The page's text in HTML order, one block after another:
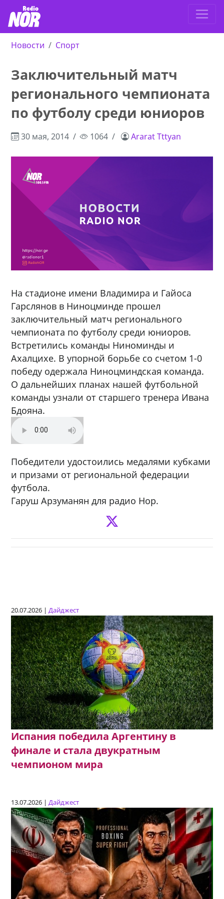
Новости Спорт
Заключительный матч
регионального чемпионата
по футболу среди юниоров
30 мая, 2014 1064 Ararat Tttyan
На стадионе имени Владимира и Гайоса
Гарслянов в Ниноцминде прошел
заключительный матч регионального
чемпионата по футболу среди юниоров.
Встретились команды Ниноминды и
Ахалцихе. В упорной борьбе со счетом 1-0
победу одержала Ниноцминдская команда.
О дальнейших планах нашей футбольной
команды узнали от старшего тренера Ивана
Бдояна.
Победители удостоились медалями кубками
и призами от региональной федерации
футбола.
Гаруш Арзуманян для радио Нор.
20.07.2026 |Дайджест
Испания победила Аргентину в
финале и стала двукратным
чемпионом мира
13.07.2026 |Дайджест